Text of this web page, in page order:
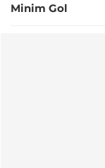
Minim Gol